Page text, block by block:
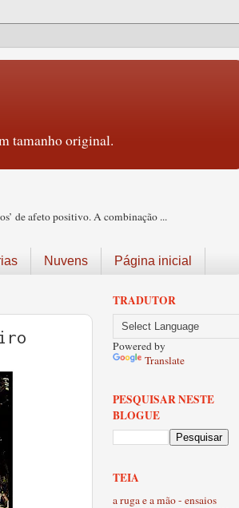
tamanho original.
de afeto positivo. A combinação ...
Nuvens Página inicial
TRADUTOR
Powered by
Translate
PESQUISAR NESTE
BLOGUE
TEIA
a ruga e a mão - ensaios